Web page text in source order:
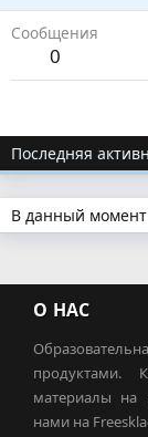
Сообщения
0
Последняя
В данный момент
О НАС
продуктами.
материалы на
нами на